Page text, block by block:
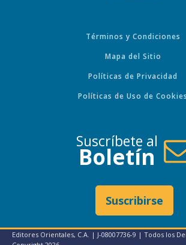
Términos y Condiciones
Mapa del Sitio
Políticas de Privacidad
Políticas de Uso de Cookies
Suscríbete al
Boletín
Suscribirse
Editores Orientales, C.A. | J-08007736-9 | Todos los